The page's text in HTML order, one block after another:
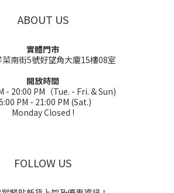
ABOUT US
實體門市
南街5號好望角大廈15樓08室
開放時間
- 20:00 PM（Tue. - Fri. & Sun)
PM - 21:00 PM (Sat.)
Monday Closed !
FOLLOW US